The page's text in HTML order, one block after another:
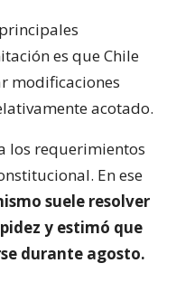
es que Chile
modificaciones
acotado.
los requerimientos
En ese
suele resolver
y estimó que
durante agosto.